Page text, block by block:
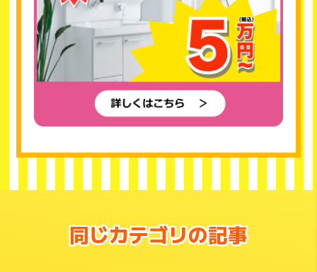
同じカテゴリの記事